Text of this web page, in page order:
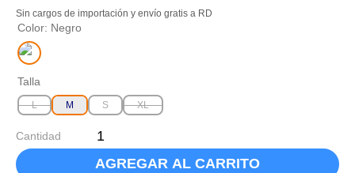
Sin cargos de importación y envío gratis a RD
Color: Negro
Talla
L M S XL
Cantidad
AGREGAR AL CARRITO